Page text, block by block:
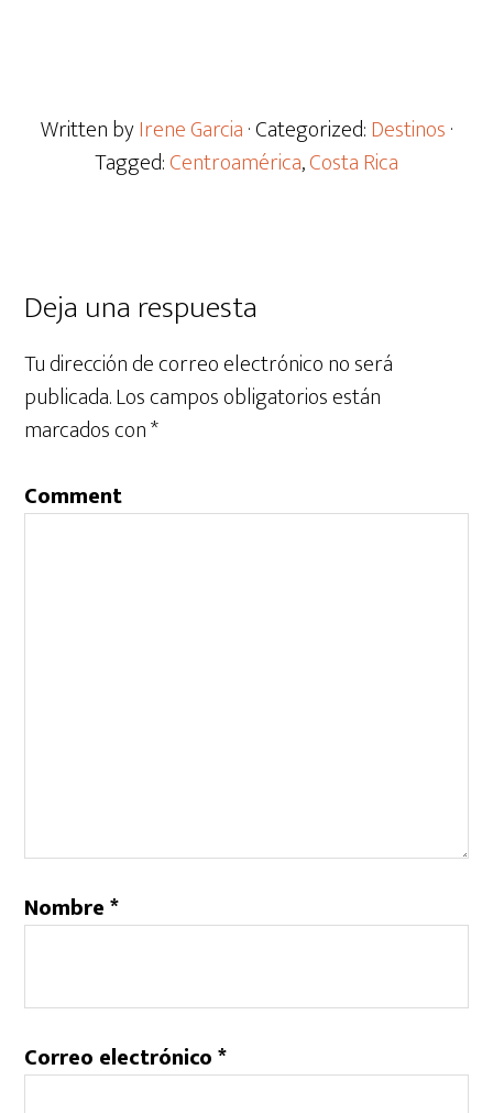
Written byIrene Garcia· Categorized:Destinos·
Tagged:Centroamérica,Costa Rica
Deja una respuesta
Tu dirección de correo electrónico no será
publicada.Los campos obligatorios están
marcados con*
Comment
Nombre*
Correo electrónico*